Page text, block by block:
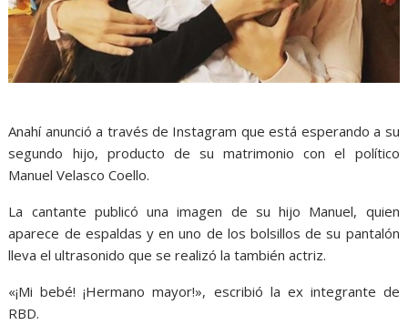
Anahí anunció a través de Instagram que está esperando a su
segundo hijo, producto de su matrimonio con el político
Manuel Velasco Coello.
La cantante publicó una imagen de su hijo Manuel, quien
aparece de espaldas y en uno de los bolsillos de su pantalón
lleva el ultrasonido que se realizó la también actriz.
«¡Mi bebé! ¡Hermano mayor!», escribió la ex integrante de
RBD.